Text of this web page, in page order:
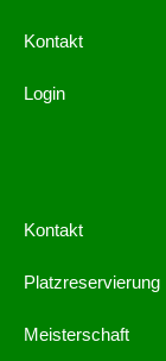
Kontakt
Login
Kontakt
Platzreservierung
Meisterschaft